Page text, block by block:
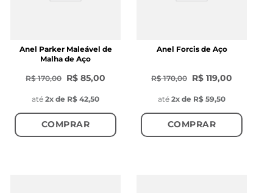
Anel Parker Maleável de
Malha de Aço
R$ 170,00 R$ 85,00
até 2x de R$ 42,50
COMPRAR
Anel Forcis de Aço
R$ 170,00 R$ 119,00
até 2x de R$ 59,50
COMPRAR